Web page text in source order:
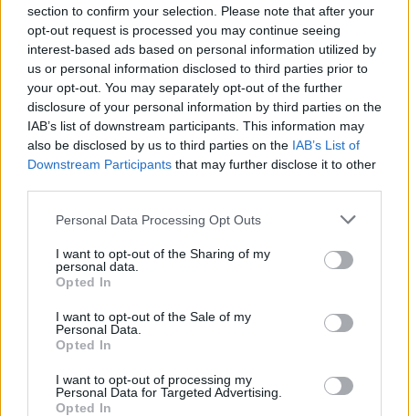
section to confirm your selection. Please note that after your
opt-out request is processed you may continue seeing
interest-based ads based on personal information utilized by
us or personal information disclosed to third parties prior to
your opt-out. You may separately opt-out of the further
disclosure of your personal information by third parties on the
IAB’s list of downstream participants. This information may
also be disclosed by us to third parties on the IAB’s List of
Downstream Participants that may further disclose it to other
Please note that this website/app uses one or more Google
not limited to your visit or usage behaviour. You may click to
grant or deny consent to Google and its third-party tags to
use your data for below specified purposes in below Google
consent section.
Personal Data Processing Opt Outs
I want to opt-out of the Sharing of my
personal data.
Opted In
I want to opt-out of the Sale of my
Personal Data.
Opted In
I want to opt-out of processing my
Personal Data for Targeted Advertising.
Opted In